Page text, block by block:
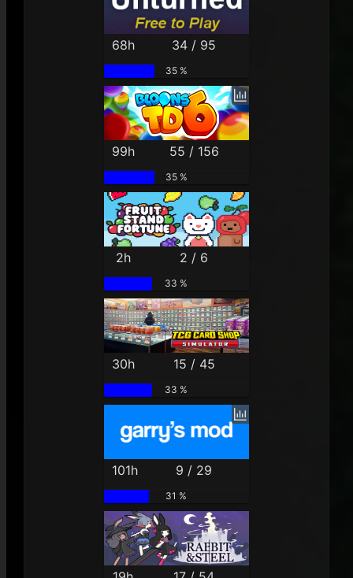
68h 34 / 95
35 %
99h 55 / 156
35 %
2h 2 / 6
33 %
30h 15 / 45
33 %
101h 9 / 29
31 %